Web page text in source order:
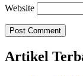
Website
Artikel